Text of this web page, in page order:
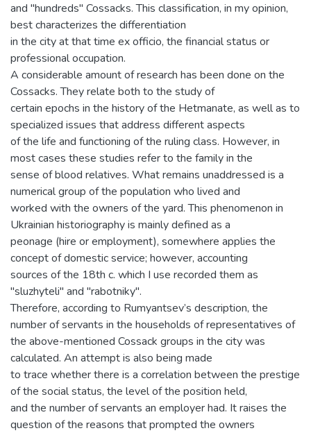
and "hundreds" Cossacks. This classification, in my opinion,
best characterizes the differentiation
in the city at that time ex officio, the financial status or
professional occupation.
A considerable amount of research has been done on the
Cossacks. They relate both to the study of
certain epochs in the history of the Hetmanate, as well as to
specialized issues that address different aspects
of the life and functioning of the ruling class. However, in
most cases these studies refer to the family in the
sense of blood relatives. What remains unaddressed is a
numerical group of the population who lived and
worked with the owners of the yard. This phenomenon in
Ukrainian historiography is mainly defined as a
peonage (hire or employment), somewhere applies the
concept of domestic service; however, accounting
sources of the 18th с. which I use recorded them as
"sluzhyteli" and "rabotniky".
Therefore, according to Rumyantsev’s description, the
number of servants in the households of representatives of
the above-mentioned Cossack groups in the city was
calculated. An attempt is also being made
to trace whether there is a correlation between the prestige
of the social status, the level of the position held,
and the number of servants an employer had. It raises the
question of the reasons that prompted the owners